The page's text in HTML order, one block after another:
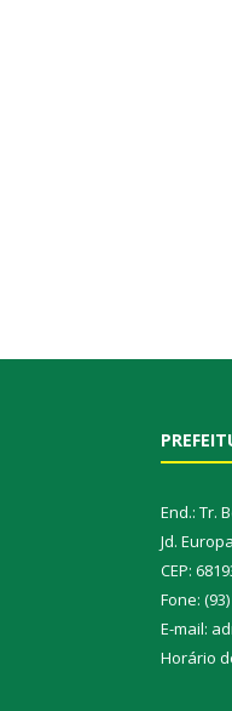
End.: Tr.
Jd.
CEP:
Fone:
E-mail:
Horário